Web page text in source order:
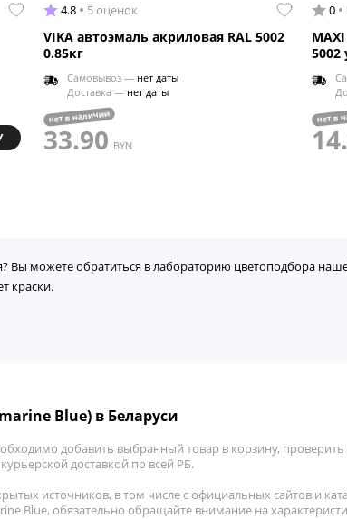
4.8 5 оценок
VIKA автоэмаль акриловая RAL 5002
0.85кг
Самовывоз — нет даты
Доставка — нет даты
нет в наличии
33.90 BYN
0
5002
нет в
можете обратиться в лабораторию цветоподбора
краски.
Blue) в Беларуси
добавить выбранный товар в корзину, проверить
доставкой по всей РБ.
источников, в том числе с официальных сайтов и
Blue, обязательно обращайте внимание на